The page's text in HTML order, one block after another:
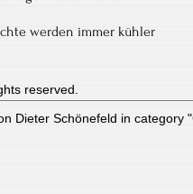
werden immer kühler
reserved.
Dieter Schönefeld in category "